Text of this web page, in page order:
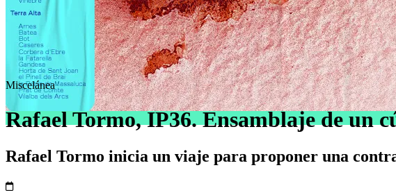
Miscelánea
Rafael Tormo, IP36. Ensamblaje de un
Rafael Tormo inicia un viaje para proponer una